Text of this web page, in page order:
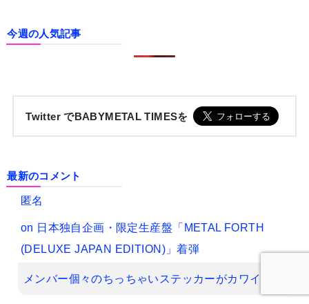
今週の人気記事
Twitter でBABYMETAL TIMESを
最新のコメント
匿名
on 日本独自企画・限定生産盤「METAL FORTH
(DELUXE JAPAN EDITION)」着弾
メンバー個々のちっちゃいステッカーがカワイイ